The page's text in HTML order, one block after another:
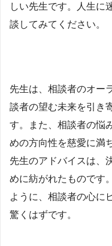
しい先生です。人生に
談してみてください。
先生は、相談者のオー
談者の望む未来を引き
す。また、相談者の悩
めの方向性を慈愛に満
先生のアドバイスは、
めに紡がれたものです
ように、相談者の心に
驚くはずです。